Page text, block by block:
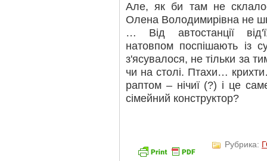
Але, як би там не
Олена Володимирівна не
… Від автостанції
натовпом поспішають із
з'ясувалося, не тільки за
чи на столі. Птахи…
раптом – нічиї (?) і це
сімейний конструктор?
Рубрика: